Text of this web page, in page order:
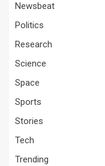
Newsbeat
Politics
Research
Science
Space
Sports
Stories
Tech
Trending